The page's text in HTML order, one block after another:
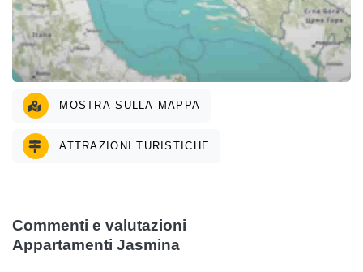
MOSTRA SULLA MAPPA
ATTRAZIONI TURISTICHE
Commenti e valutazioni
Appartamenti Jasmina